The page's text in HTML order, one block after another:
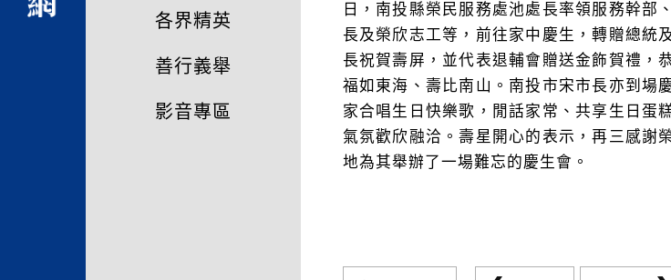
各界精英
善行義舉
影音專區
日，南投縣榮民服務處池處長率領服務幹部
長及榮欣志工等，前往家中慶生，轉贈總統
長祝賀壽屏，並代表退輔會贈送金飾賀禮，
福如東海、壽比南山。南投市宋市長亦到場
家合唱生日快樂歌，閒話家常、共享生日蛋
氣氛歡欣融洽。壽星開心的表示，再三感謝
地為其舉辦了一場難忘的慶生會。